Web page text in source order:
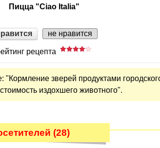
Пицца "Ciao Italia"
не нравится
рецепта
"Кормление зверей продуктами
издохшего животного".
(28)